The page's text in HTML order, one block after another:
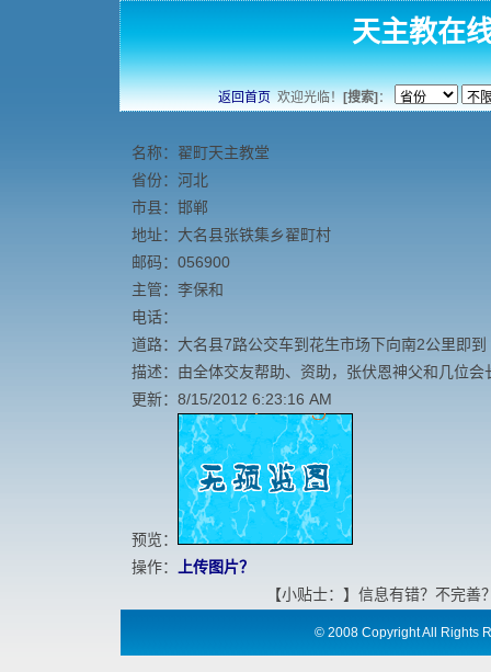
天主教在
返回首页欢迎光临！[搜索]：
名称：翟町天主教堂
省份：河北
市县：邯郸
地址：大名县张铁集乡翟町村
邮码：056900
主管：李保和
电话：
道路：大名县7路公交车到花生市场下向南2公里即到
描述：由全体交友帮助、资助，张伏恩神父和几位
更新：8/15/2012 6:23:16 AM
预览：
操作：
上传图片？
【小贴士：】信息有错？不完
©2008 Copyright All Rights